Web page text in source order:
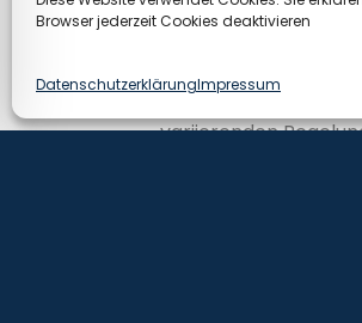
Browser jederzeit Cookies deaktivieren
DatenschutzerklärungImpressum
Grundsteuerbetrag
Bundesland
variierenden